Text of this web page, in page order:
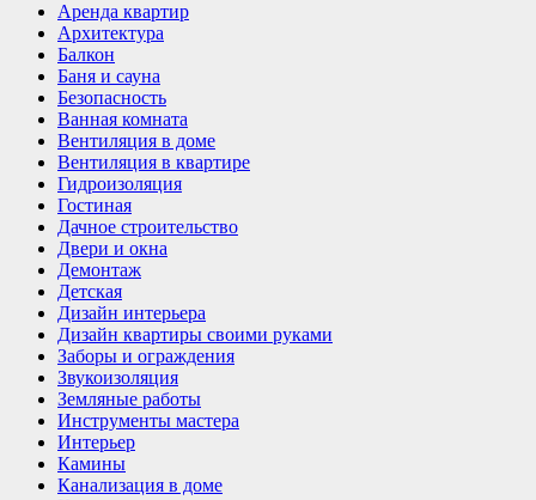
Аренда квартир
Архитектура
Балкон
Баня и сауна
Безопасность
Ванная комната
Вентиляция в доме
Вентиляция в квартире
Гидроизоляция
Гостиная
Дачное строительство
Двери и окна
Демонтаж
Детская
Дизайн интерьера
Дизайн квартиры своими руками
Заборы и ограждения
Звукоизоляция
Земляные работы
Инструменты мастера
Интерьер
Камины
Канализация в доме